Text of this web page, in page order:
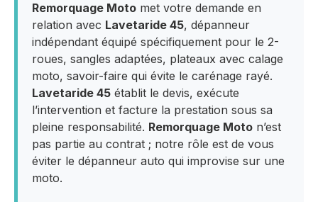
Remorquage Moto met votre demande en
relation avec Lavetaride 45, dépanneur
indépendant équipé spécifiquement pour le 2-
roues, sangles adaptées, plateaux avec calage
moto, savoir-faire qui évite le carénage rayé.
Lavetaride 45 établit le devis, exécute
l’intervention et facture la prestation sous sa
pleine responsabilité. Remorquage Moto n’est
pas partie au contrat ; notre rôle est de vous
éviter le dépanneur auto qui improvise sur une
moto.